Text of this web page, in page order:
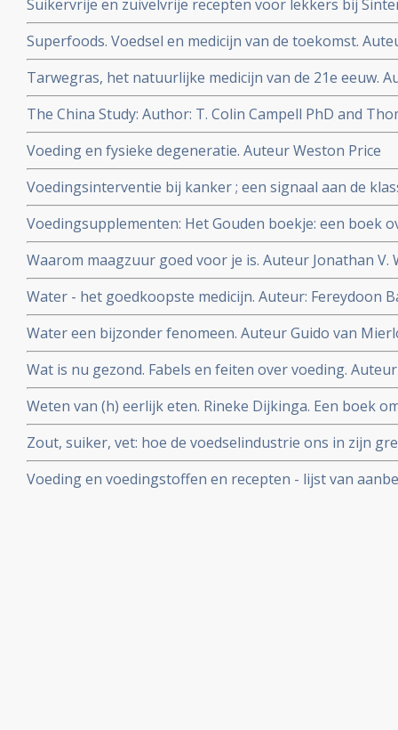
Suikervrije en zuivelvrije recepten voor lekkers bij
Superfoods. Voedsel en medicijn van de toekomst.
Tarwegras, het natuurlijke medicijn van de 21e eeuw.
The China Study: Author: T. Colin Campell PhD and
Voeding en fysieke degeneratie. Auteur Weston Price
Voedingsinterventie bij kanker ; een signaal aan de
bioloog drs. E. Valstar.
Voedingsupplementen: Het Gouden boekje: een boek
vitamines, mineralen en voedingsupplementen. Auteur
Waarom maagzuur goed voor je is. Auteur Jonathan V.
Water - het goedkoopste medicijn. Auteur: Fereydoon
Water een bijzonder fenomeen. Auteur Guido van
Wat is nu gezond. Fabels en feiten over voeding.
Weten van (h) eerlijk eten. Rineke Dijkinga. Een boek
gezondheid positief te beinvloeden. Inclusief recepten
Zout, suiker, vet: hoe de voedselindustrie ons in zijn
Moss
Voeding en voedingstoffen en recepten - lijst van